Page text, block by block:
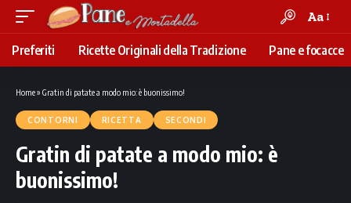
Font
Resizer
Aa
Preferiti Ricette Originali della Tradizione Pane e focacce
Home» Gratin di patate a modo mio: è buonissimo!
CONTORNI RICETTA SECONDI
Gratin di patate a modo mio: è
buonissimo!